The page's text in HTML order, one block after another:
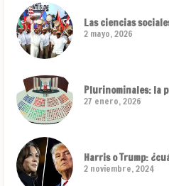
Las ciencias
2 mayo, 2026
Plurinominales: la
27 enero, 2026
Harris o Trump:
2 noviembre, 2024